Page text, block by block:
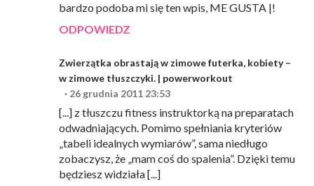
bardzo podoba mi się ten wpis, ME GUSTA |!
ODPOWIEDZ
Zwierzątka obrastają w zimowe futerka, kobiety –
w zimowe tłuszczyki. | powerworkout
26 grudnia 2011 23:53
[...] z tłuszczu fitness instruktorką na preparatach
odwadniających. Pomimo spełniania kryteriów
„tabeli idealnych wymiarów”, sama niedługo
zobaczysz, że „mam coś do spalenia”. Dzięki temu
będziesz widziała [...]